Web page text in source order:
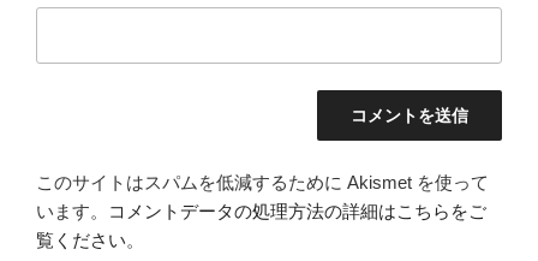
このサイトはスパムを低減するために Akismet を使って
います。
コメントデータの処理方法の詳細はこちらをご
覧ください。